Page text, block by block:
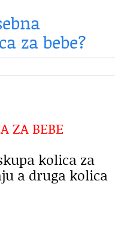
za bebe?
ZA BEBE
kolica za
a druga kolica